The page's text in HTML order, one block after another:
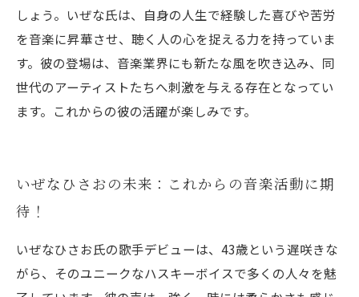
しょう。いぜな氏は、自身の人生で経験した喜びや苦労
を音楽に昇華させ、聴く人の心を捉える力を持っていま
す。彼の登場は、音楽業界にも新たな風を吹き込み、同
世代のアーティストたちへ刺激を与える存在となってい
ます。これからの彼の活躍が楽しみです。
いぜなひさおの未来：これからの音楽活動に期
待！
いぜなひさお氏の歌手デビューは、43歳という遅咲きな
がら、そのユニークなハスキーボイスで多くの人々を魅